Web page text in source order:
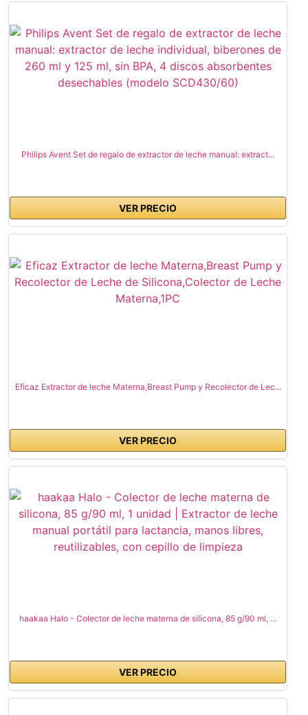
Philips Avent Set de regalo de extractor de leche manual: extract...
VER PRECIO
Eficaz Extractor de leche Materna,Breast Pump y Recolector de Lec...
VER PRECIO
haakaa Halo - Colector de leche materna de silicona, 85 g/90 ml, ...
VER PRECIO